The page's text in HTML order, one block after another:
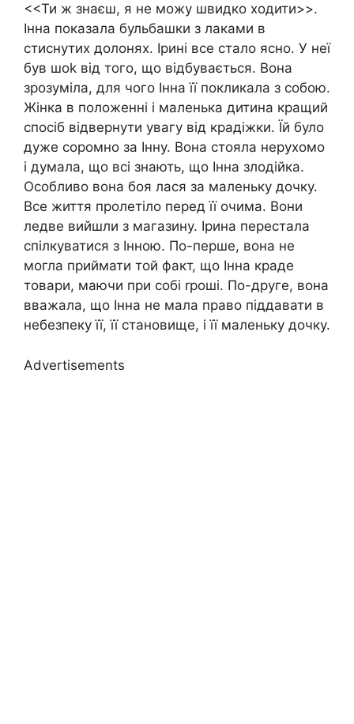
<<Ти ж знаєш, я не можу швидко ходити>>.
Інна показала бульбашки з лаками в
стиснутих долонях. Ірині все стало ясно. У неї
був шоk від того, що відбувається. Вона
зрозуміла, для чого Інна її покликала з собою.
Жінка в положенні і маленька дитина кращий
спосіб відвернути увагу від крадіжки. Їй було
дуже соромно за Інну. Вона стояла нерухомо
і думала, що всі знають, що Інна злодійка.
Особливо вона боя лася за маленьку дочку.
Все життя пролетіло перед її очима. Вони
ледве вийшли з магазину. Ірина перестала
спілкуватися з Інною. По-перше, вона не
могла приймати той факт, що Інна краде
товари, маючи при собі rроші. По-друге, вона
вважала, що Інна не мала право піддавати в
небезпеку її, її становище, і її маленьку дочку.
Advertisements